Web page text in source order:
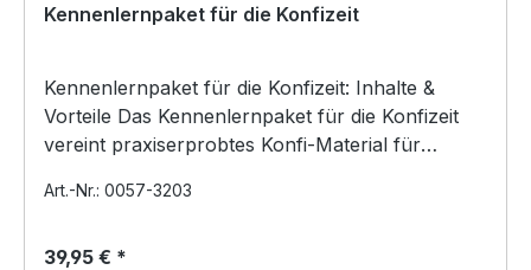
Kennenlernpaket für die Konfizeit
Kennenlernpaket für die Konfizeit: Inhalte &
Vorteile Das Kennenlernpaket für die Konfizeit
vereint praxiserprobtes Konfi-Material für
Art.-Nr.: 0057-3203
39,95 € *